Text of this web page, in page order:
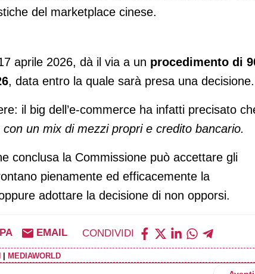
del marketplace cinese.
aprile 2026, dà il via a un procedimento di
, data entro la quale sarà presa una decisione.
il big dell’e-commerce ha infatti precisato
un mix di mezzi propri e credito bancario.
conclusa la Commissione può accettare gli
pienamente ed efficacemente la
adottare la decisione di non opporsi.
EMAIL CONDIVIDI
MEDIAWORLD